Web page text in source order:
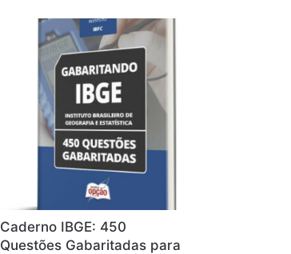
Caderno IBGE: 450
Questões Gabaritadas para